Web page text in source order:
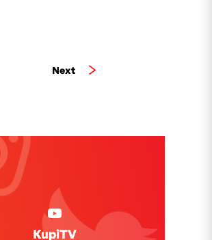
Next
KupiTV